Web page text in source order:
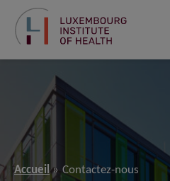
Accueil Contactez-nous